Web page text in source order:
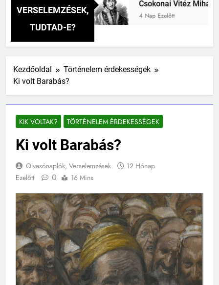
VERSELEMZÉSEK,
TUDTAD-E?
Csokonai Vitéz Mihály: A
4 Nap Ezelőtt
Kezdőoldal
Történelem érdekességek
Ki volt Barabás?
KIK VOLTAK? TÖRTÉNELEM ÉRDEKESSÉGEK
Ki volt Barabás?
Olvasónaplók, Verselemzések
12 Hónap
Ezelőtt
0 16 Mins